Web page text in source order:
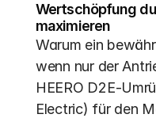
Wertschöpfung
maximieren
Warum ein
wenn nur der
HEERO D2E-
Electric) für den